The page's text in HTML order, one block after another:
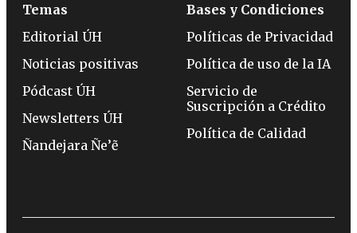
Temas
Editorial ÚH
Noticias positivas
Pódcast ÚH
Newsletters ÚH
Ñandejara Ñe’ẽ
Bases y Condiciones
Políticas de Privacidad
Política de uso de la IA
Servicio de
Suscripción a Crédito
Política de Calidad